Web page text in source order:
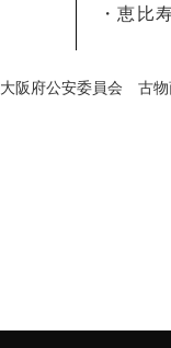
・恵比
大阪府公安委員会 古